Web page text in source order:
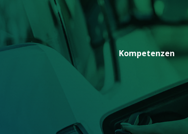
Kompetenzen